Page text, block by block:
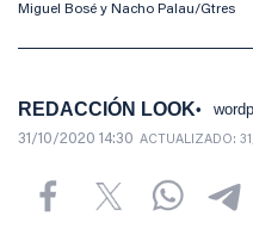
Miguel Bosé y Nacho Palau/Gtres
REDACCIÓN LOOK
31/10/2020 14:30 ACTUALIZADO: